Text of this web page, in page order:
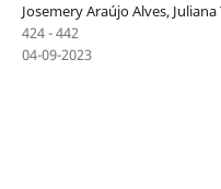
Josemery Araújo Alves,
424 - 442
04-09-2023